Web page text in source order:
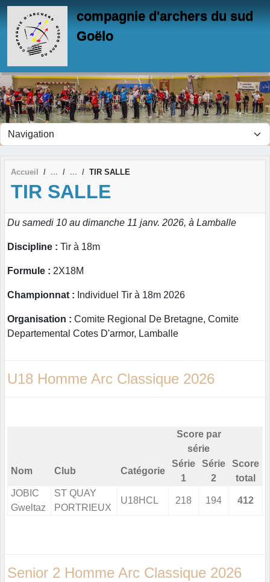
compagnie d'archers du sud
Goëlo
Accueil TIR SALLE
TIR SALLE
Du samedi 10 au dimanche 11 janv. 2026, à Lamballe
Discipline : Tir à 18m
Formule : 2X18M
Championnat : Individuel Tir à 18m 2026
Organisation : Comite Regional De Bretagne, Comite
Departemental Cotes D'armor, Lamballe
U18 Homme Arc Classique 2026
Score par
série
Nom Club Catégorie
Série
1
Série
2
Score
total
JOBIC
Gweltaz
ST QUAY
PORTRIEUX
U18HCL 218 194 412
Senior 2 Homme Arc Classique 2026
Panneau de gestion des cookies